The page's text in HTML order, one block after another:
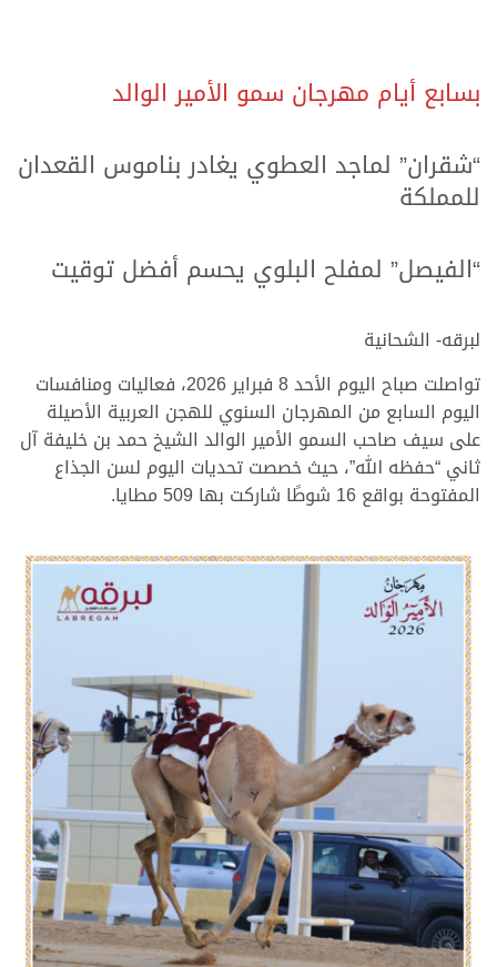
بسابع أيام مهرجان سمو الأمير الوالد
“شقران” لماجد العطوي يغادر بناموس القعدان
للمملكة
“الفيصل” لمفلح البلوي يحسم أفضل توقيت
لبرقه- الشحانية
تواصلت صباح اليوم الأحد 8 فبراير 2026، فعاليات ومنافسات
اليوم السابع من المهرجان السنوي للهجن العربية الأصيلة
على سيف صاحب السمو الأمير الوالد الشيخ حمد بن خليفة آل
ثاني “حفظه الله”، حيث خصصت تحديات اليوم لسن الجذاع
المفتوحة بواقع 16 شوطًا شاركت بها 509 مطايا.